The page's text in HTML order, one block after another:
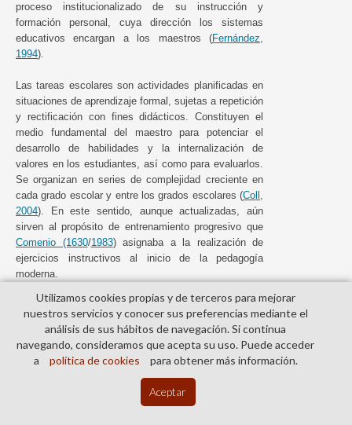
proceso institucionalizado de su instrucción y
formación personal, cuya dirección los sistemas
educativos encargan a los maestros (Fernández,
1994).
Las tareas escolares son actividades planificadas en
situaciones de aprendizaje formal, sujetas a repetición
y rectificación con fines didácticos. Constituyen el
medio fundamental del maestro para potenciar el
desarrollo de habilidades y la internalización de
valores en los estudiantes, así como para evaluarlos.
Se organizan en series de complejidad creciente en
cada grado escolar y entre los grados escolares (Coll,
2004). En este sentido, aunque actualizadas, aún
sirven al propósito de entrenamiento progresivo que
Comenio (1630/1983) asignaba a la realización de
ejercicios instructivos al inicio de la pedagogía
moderna.
Por sí mismas, las tareas escolares plantean
diversas demandas a los procesos atencionales de
niños y adolescentes (Conte, 1991 ). Los currículos
contemplan la modulación de esas exigencias de
esfuerzo atencional según el grado escolar y la edad
que los estudiantes deben tener al cursarlo. El
aprendizaje escolar se ve afectado por el modo y la
Utilizamos cookies propias y de terceros para mejorar
nuestros servicios y conocer sus preferencias mediante el
análisis de sus hábitos de navegación. Si continua
navegando, consideramos que acepta su uso. Puede acceder
a
política de cookies para obtener más información.
Aceptar